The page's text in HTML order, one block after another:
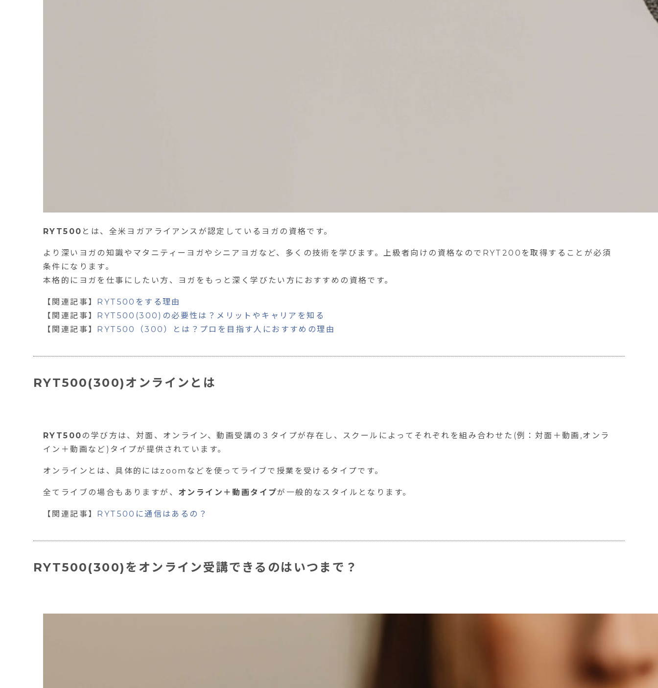
RYT500 とは、全米ヨガアライアンスが認定しているヨガの資格です。
より深いヨガの知識やマタニティーヨガやシニアヨガなど、多くの技術を学びます。上級者向けの資格なのでRYT200を取得することが必須
条件になります。
本格的にヨガを仕事にしたい方、ヨガをもっと深く学びたい方におすすめの資格です。
【関連記事】
RYT500をする理由
【関連記事】
RYT500(300)の必要性は？メリットやキャリアを知る
【関連記事】
RYT500（300）とは？プロを目指す人におすすめの理由
RYT500(300)オンラインとは
RYT500 の学び方は、 対面、オンライン、動画受講の３タイプが存在し、
スクールによってそれぞれを組み合わせた(例：対面＋動画,オンラ
イン＋動画など)タイプが提供されています。
オンラインとは、具体的にはzoomなどを使ってライブで授業を受けるタイプです。
全てライブの場合もありますが、 オンライン＋動画タイプが一般的なスタイルとなります。
【関連記事】 RYT500に通信はあるの？
RYT500(300)をオンライン受講できるのはいつまで？